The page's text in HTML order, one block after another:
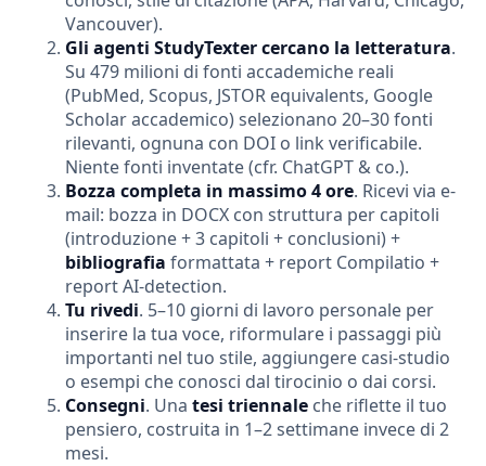
Vancouver).
Gli agenti StudyTexter cercano la letteratura.
Su 479 milioni di fonti accademiche reali
(PubMed, Scopus, JSTOR equivalents, Google
Scholar accademico) selezionano 20–30 fonti
rilevanti, ognuna con DOI o link verificabile.
Niente fonti inventate (cfr. ChatGPT & co.).
Bozza completa in massimo 4 ore. Ricevi via e-
mail: bozza in DOCX con struttura per capitoli
(introduzione + 3 capitoli + conclusioni) +
bibliografia formattata + report Compilatio +
report AI-detection.
Tu rivedi. 5–10 giorni di lavoro personale per
inserire la tua voce, riformulare i passaggi più
importanti nel tuo stile, aggiungere casi-studio
o esempi che conosci dal tirocinio o dai corsi.
Consegni. Una tesi triennale che riflette il tuo
pensiero, costruita in 1–2 settimane invece di 2
mesi.